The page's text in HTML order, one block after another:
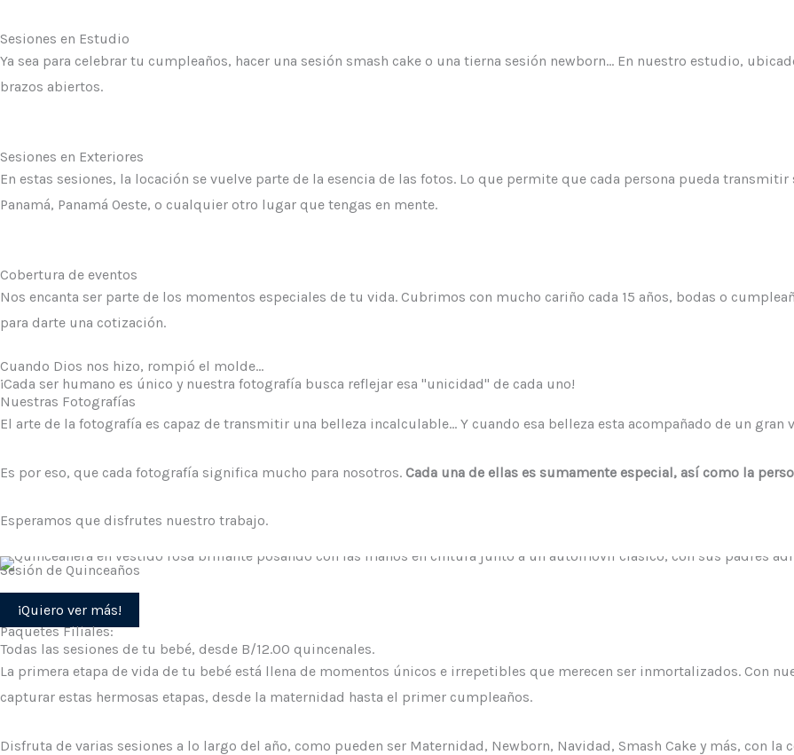
Sesiones en Estudio
Ya sea para celebrar tu cumpleaños, hacer una sesión smash cake o una tierna sesión newborn… En nuestro estudio,
brazos abiertos.
Sesiones en Exteriores
En estas sesiones, la locación se vuelve parte de la esencia de las fotos. Lo que permite que cada persona pueda
Panamá, Panamá Oeste, o cualquier otro lugar que tengas en mente.
Cobertura de eventos
Nos encanta ser parte de los momentos especiales de tu vida. Cubrimos con mucho cariño cada 15 años, bodas o
para darte una cotización.
Cuando Dios nos hizo, rompió el molde...
¡Cada ser humano es único y nuestra fotografía busca reflejar esa "unicidad" de cada uno!
Nuestras Fotografías
El arte de la fotografía es capaz de transmitir una belleza incalculable… Y cuando esa belleza esta acompañado de un
Es por eso, que cada fotografía significa mucho para nosotros. Cada una de ellas es sumamente especial, así como la
Esperamos que disfrutes nuestro trabajo.
Sesión de Quinceaños
¡Quiero ver más!
Paquetes Filiales:
Todas las sesiones de tu bebé, desde B/12.00 quincenales.
La primera etapa de vida de tu bebé está llena de momentos únicos e irrepetibles que merecen ser inmortalizados. Con
capturar estas hermosas etapas, desde la maternidad hasta el primer cumpleaños.
Disfruta de varias sesiones a lo largo del año, como pueden ser Maternidad, Newborn, Navidad, Smash Cake y más, con la